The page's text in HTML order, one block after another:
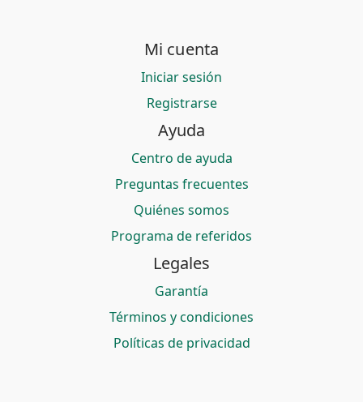
Mi cuenta
Iniciar sesión
Registrarse
Ayuda
Centro de ayuda
Preguntas frecuentes
Quiénes somos
Programa de referidos
Legales
Garantía
Términos y condiciones
Políticas de privacidad